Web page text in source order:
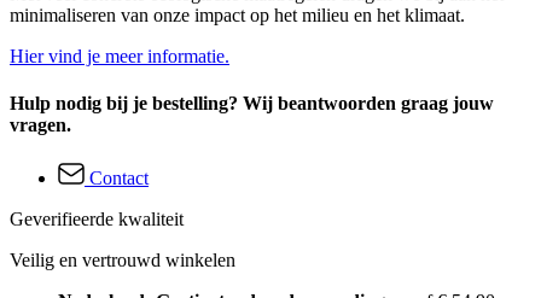
minimaliseren van onze impact op het milieu en het klimaat.
Hier vind je meer informatie.
Hulp nodig bij je bestelling? Wij beantwoorden graag jouw
vragen.
Contact
Geverifieerde kwaliteit
Veilig en vertrouwd winkelen